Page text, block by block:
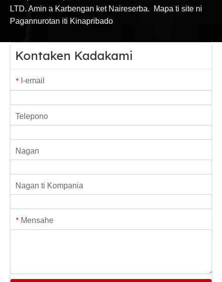
LTD. Amin a Karbengan ket Naireserba.
Mapa ti site ni
Pagannurotan iti Kinapribado
Kontaken Kadakami
* I-email
Telepono
Nagan
Nagan ti Kompania
* Mensahe